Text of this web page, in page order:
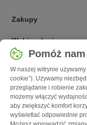
Zakupy
Wybierz kraj
Polska / PL
Follow zooplus
Pomóż
W naszej witrynie
cookie”). Używamy
przeglądanie i robienie
możemy włączyć
aby zwiększyć komfort
wyświetlać odpowiednie